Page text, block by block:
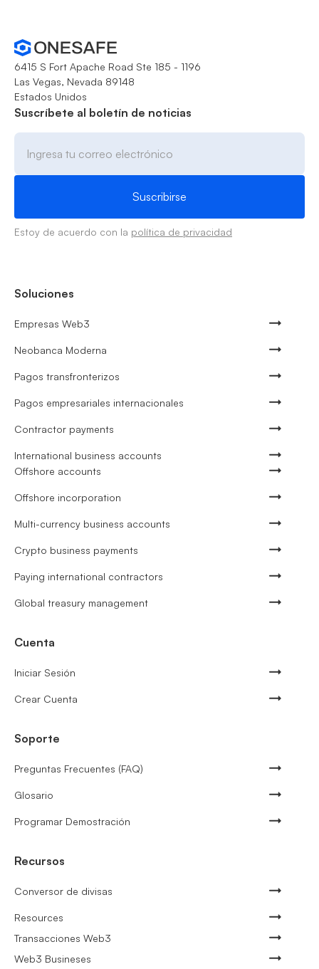
6415 S Fort Apache Road Ste 185 - 1196
Las Vegas, Nevada 89148
Estados Unidos
Suscríbete al boletín de noticias
Estoy de acuerdo con la política de privacidad
Soluciones
Empresas Web3
Neobanca Moderna
Pagos transfronterizos
Pagos empresariales internacionales
Contractor payments
International business accounts
Offshore accounts
Offshore incorporation
Multi-currency business accounts
Crypto business payments
Paying international contractors
Global treasury management
Cuenta
Iniciar Sesión
Crear Cuenta
Soporte
Preguntas Frecuentes (FAQ)
Glosario
Programar Demostración
Recursos
Conversor de divisas
Resources
Transacciones Web3
Web3 Busineses